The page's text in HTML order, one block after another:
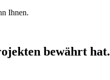
Ihnen.
bewährt hat.